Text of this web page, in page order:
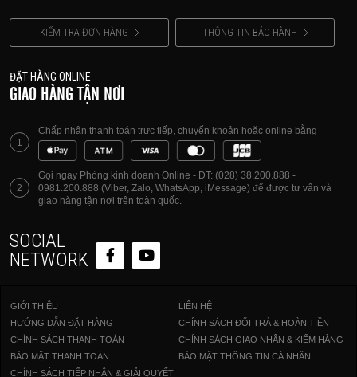
KIỂM TRA ĐƠN HÀNG THÔNG TIN BẢO HÀNH
ĐẶT HÀNG ONLINE
GIAO HÀNG TẬN NƠI
1
Chấp nhận thanh toán trực tiếp, chuyển khoản hoặc online bằng
2
Gọi ngay Phòng kinh doanh Online - ĐT: (028) 38.200.888 -
0981.200.888 (Viber, Zalo, WhatsApp, iMessage) để được tư vấn và
giao hàng tận nơi trên toàn quốc.
SOCIAL
NETWORK
GIỚI THIỆU
LIÊN HỆ
HƯỚNG DẪN ĐẶT HÀNG
CHÍNH SÁCH ĐỔI TRẢ & HOÀN TIỀN
CHÍNH SÁCH THANH TOÁN
CHÍNH SÁCH GIAO NHẬN & KIỂM HÀNG
BẢO MẬT THANH TOÁN
BẢO MẬT THÔNG TIN CÁ NHÂN
CHÍNH SÁCH TIẾP NHẬN & GIẢI QUYẾT